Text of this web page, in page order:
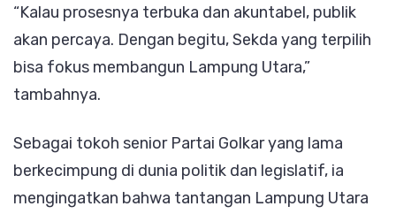
“Kalau prosesnya terbuka dan akuntabel, publik
akan percaya. Dengan begitu, Sekda yang terpilih
bisa fokus membangun Lampung Utara,”
tambahnya.
Sebagai tokoh senior Partai Golkar yang lama
berkecimpung di dunia politik dan legislatif, ia
mengingatkan bahwa tantangan Lampung Utara